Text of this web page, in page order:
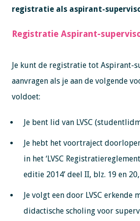
registratie als aspirant-
Registratie Aspirant-
Je kunt de registratie tot Aspirant-
aanvragen als je aan de volgende
voldoet:
Je bent lid van LVSC
Je hebt het voortraject
in het ‘LVSC
editie 2014’ deel II, blz. 19 en 20,
Je volgt een door LVSC erkende
didactische scholing voor